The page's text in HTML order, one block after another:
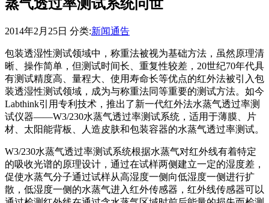
蒸气透过率测试系统问世
2014年2月25日 分类:新闻通告
包装透湿性测试领域中，称重法被视为基础方法，虽然原理清
晰、操作简单，但测试时间长、重复性较差，20世纪70年代具
有测试精度高、量程大、使用寿命长等优点的红外法被引入包
装透湿性测试领域，成为与称重法同等重要的测试方法。如今
Labthink引用专利技术，推出了新一代红外法水蒸气透过率测
试仪器——W3/230水蒸气透过率测试系统，适用于薄膜、片
材、太阳能背板、人造皮肤和包装容器的水蒸气透过率测试。
W3/230水蒸气透过率测试系统根据水蒸气对红外线有着特定
的吸收光谱的原理设计，通过在试样两侧建立一定的湿度差，
促使水蒸气分子通过试样从高湿度一侧向低湿度一侧进行扩
散，低湿度一侧的水蒸气进入红外传感器，红外线传感器可以